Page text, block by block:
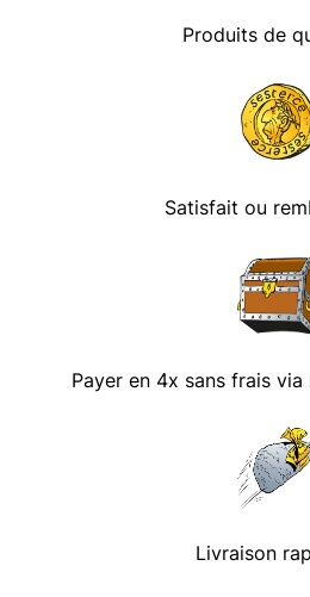
Produits de
Satisfait ou
Payer en 4x sans frais via
Livraison